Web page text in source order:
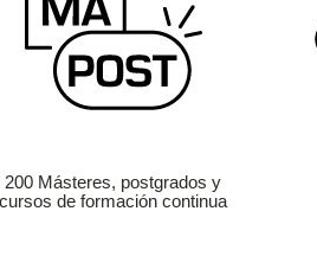
200 Másteres, postgrados y
cursos de formación continua